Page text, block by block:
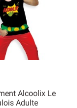
Alcoolix Le
Adulte